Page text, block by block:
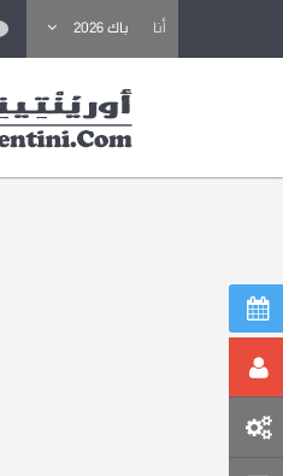
أنا باك 2026
باحث عن تكوين